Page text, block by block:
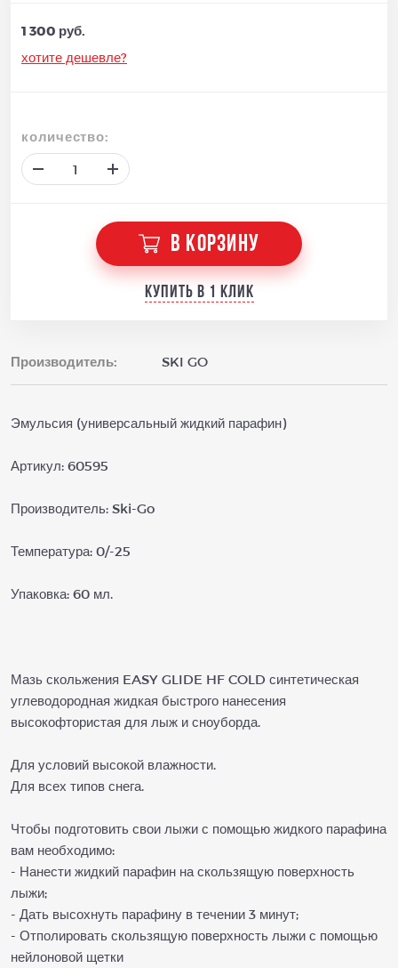
1 300 руб.
хотите дешевле?
количество:
В КОРЗИНУ
Купить в 1 клик
Производитель: SKI GO
Эмульсия (универсальный жидкий парафин)
Артикул: 60595
Производитель: Ski-Go
Температура: 0/-25
Упаковка: 60 мл.
Мазь скольжения EASY GLIDE HF COLD синтетическая
углеводородная жидкая быстрого нанесения
высокофтористая для лыж и сноуборда.
Для условий высокой влажности.
Для всех типов снега.
Чтобы подготовить свои лыжи с помощью жидкого парафина
вам необходимо:
- Нанести жидкий парафин на скользящую поверхность
лыжи;
- Дать высохнуть парафину в течении 3 минут;
- Отполировать скользящую поверхность лыжи с помощью
нейлоновой щетки